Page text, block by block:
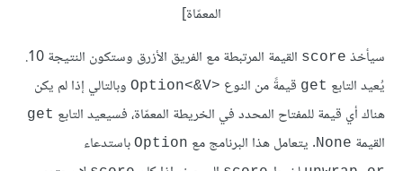
المعمّاة]
سيأخذ score
القيمة المرتبطة مع الفريق الأزرق وستكون النتيجة 10.
يُعيد التابع get قيمةً من النوع Option<&V>‎ وبالتالي إذا لم يكن
هناك أي قيمة للمفتاح المحدد في الخريطة المعمّاة، فسيعيد التابع get
القيمة None. يتعامل هذا البرنامج مع Option باستدعاء